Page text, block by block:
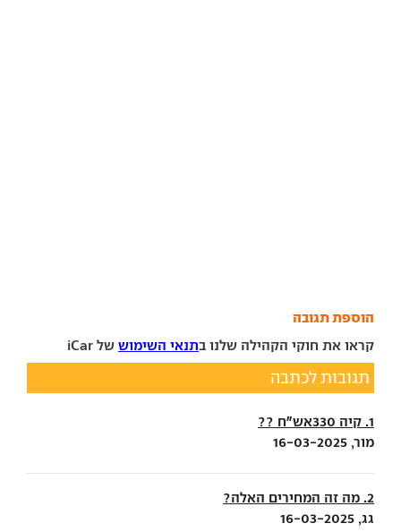
הוספת תגובה
קראו את חוקי הקהילה שלנו בתנאי השימוש של iCar
תגובות לכתבה
1. קיה 330אש״ח ??
מור, 16-03-2025
2. מה זה המחירים האלה?
גג, 16-03-2025